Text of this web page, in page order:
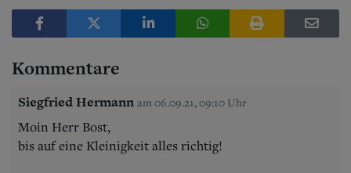
Kommentare
Siegfried Hermann am 06.09.21, 09:10 Uhr
Moin Herr Bost,
bis auf eine Kleinigkeit alles richtig!